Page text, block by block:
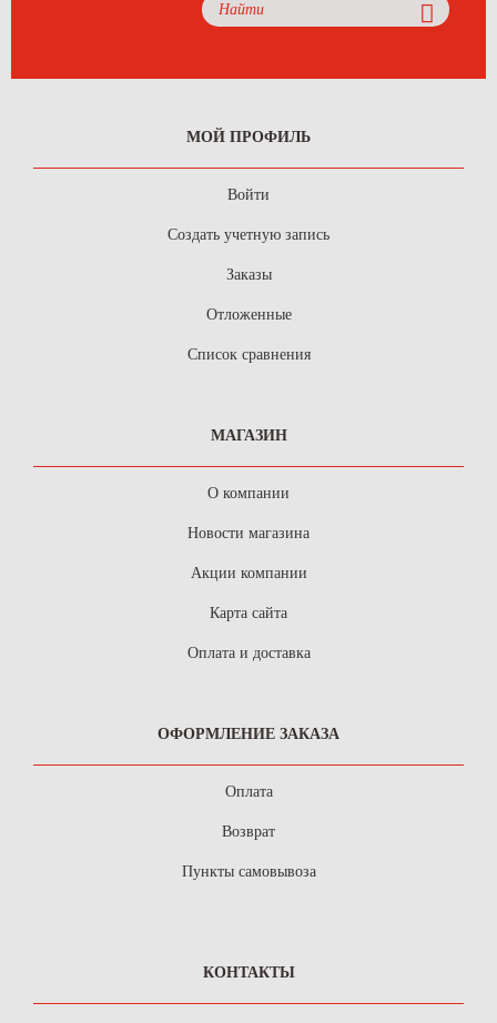
МОЙ ПРОФИЛЬ
Войти
Создать учетную запись
Заказы
Отложенные
Список сравнения
МАГАЗИН
О компании
Новости магазина
Акции компании
Карта сайта
Оплата и доставка
ОФОРМЛЕНИЕ ЗАКАЗА
Оплата
Возврат
Пункты самовывоза
КОНТАКТЫ